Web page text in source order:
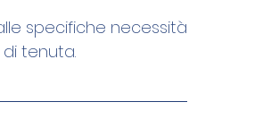
specifiche necessità
tenuta.